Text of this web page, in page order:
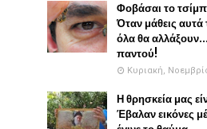
Φοβάσαι το
Όταν μάθεις
όλα θα
παντού!
Κυριακή,
Η θρησκεία μας
Έβαλαν εικόνες